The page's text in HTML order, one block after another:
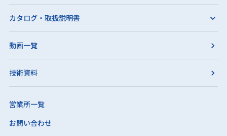
カタログ・取扱説明書
動画一覧
技術資料
営業所一覧
お問い合わせ